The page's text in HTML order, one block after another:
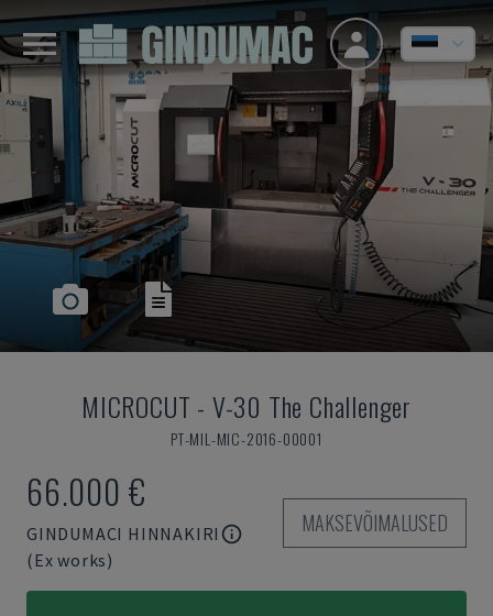
MICROCUT - V-30 The Challenger
PT-MIL-MIC-2016-00001
66.000 €
GINDUMACI HINNAKIRI
(Ex works)
MAKSEVÕIMALUSED